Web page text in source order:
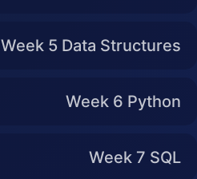
Week 5 Data Structures
Week 6 Python
Week 7 SQL